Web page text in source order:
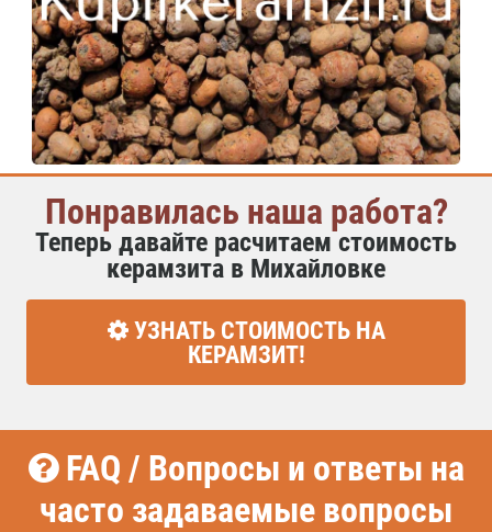
Понравилась наша работа?
Теперь давайте расчитаем стоимость
керамзита в Михайловке
УЗНАТЬ СТОИМОСТЬ НА
КЕРАМЗИТ!
FAQ / Вопросы и ответы на
часто задаваемые вопросы